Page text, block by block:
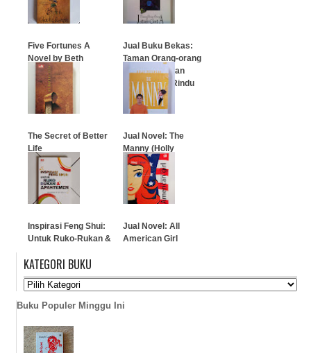
…
Five Fortunes A
Novel by Beth
Gutcheon
Jual Buku Bekas:
Taman Orang-orang
Jatuh Cinta dan
Memendam Rindu
…
The Secret of Better
Life
Jual Novel: The
Manny (Holly
Peterson)
…
Inspirasi Feng Shui:
Untuk Ruko-Rukan &
…
Jual Novel: All
American Girl
…
KATEGORI BUKU
Buku Populer Minggu Ini